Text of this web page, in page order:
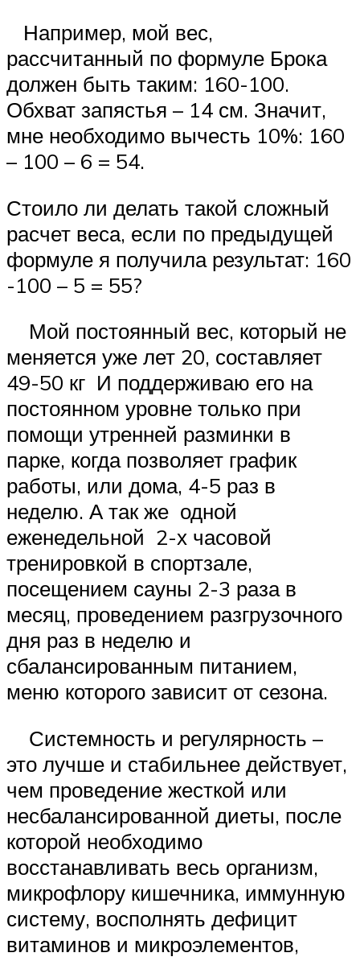
Например, мой вес,
рассчитанный по формуле Брока
должен быть таким: 160-100.
Обхват запястья – 14 см. Значит,
мне необходимо вычесть 10%: 160
– 100 – 6 = 54.
Стоило ли делать такой сложный
расчет веса, если по предыдущей
формуле я получила результат: 160
-100 – 5 = 55?
Мой постоянный вес, который не
меняется уже лет 20, составляет
49-50 кг И поддерживаю его на
постоянном уровне только при
помощи утренней разминки в
парке, когда позволяет график
работы, или дома, 4-5 раз в
неделю. А так же одной
еженедельной 2-х часовой
тренировкой в спортзале,
посещением сауны 2-3 раза в
месяц, проведением разгрузочного
дня раз в неделю и
сбалансированным питанием,
меню которого зависит от сезона.
Системность и регулярность –
это лучше и стабильнее действует,
чем проведение жесткой или
несбалансированной диеты, после
которой необходимо
восстанавливать весь организм,
микрофлору кишечника, иммунную
систему, восполнять дефицит
витаминов и микроэлементов,